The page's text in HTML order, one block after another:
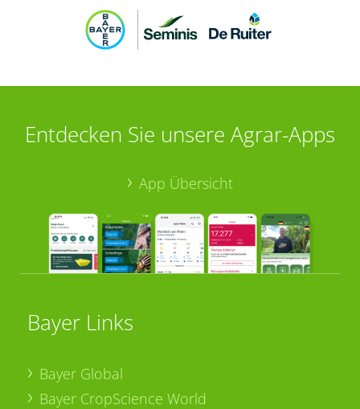
Entdecken Sie unsere Agrar-Apps
App Übersicht
Bayer Links
Bayer Global
Bayer CropScience World